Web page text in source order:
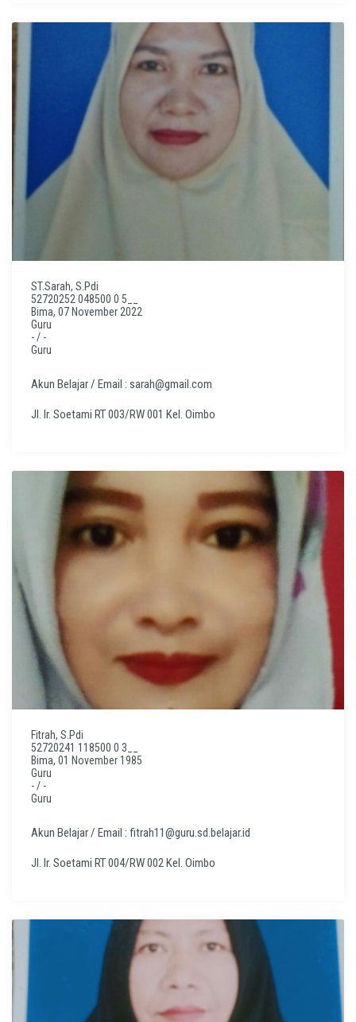
ST.Sarah, S.Pdi
52720252 048500 0 5__
Bima, 07 November 2022
Guru
- / -
Guru
Akun Belajar / Email : sarah@gmail.com
Jl. Ir. Soetami RT 003/RW 001 Kel. Oimbo
Fitrah, S.Pdi
52720241 118500 0 3__
Bima, 01 November 1985
Guru
- / -
Guru
Akun Belajar / Email : fitrah11@guru.sd.belajar.id
Jl. Ir. Soetami RT 004/RW 002 Kel. Oimbo